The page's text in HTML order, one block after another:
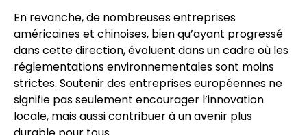
En revanche, de nombreuses entreprises
américaines et chinoises, bien qu’ayant progressé
dans cette direction, évoluent dans un cadre où les
réglementations environnementales sont moins
strictes. Soutenir des entreprises européennes ne
signifie pas seulement encourager l’innovation
locale, mais aussi contribuer à un avenir plus